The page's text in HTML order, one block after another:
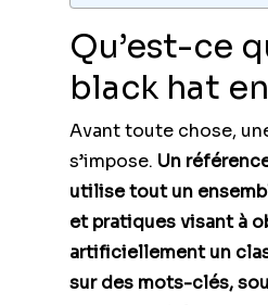
Qu’est-ce
black hat
Avant toute chose,
s’impose. Un
utilise tout un
et pratiques visant à
artificiellement un
sur des mots-clés,